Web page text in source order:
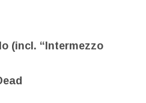
(incl. “Intermezzo